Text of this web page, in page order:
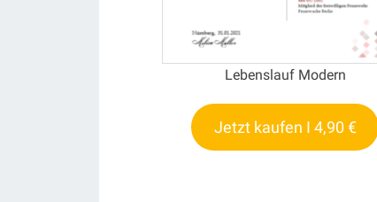
Lebenslauf Modern
Jetzt kaufen I 4,90 €